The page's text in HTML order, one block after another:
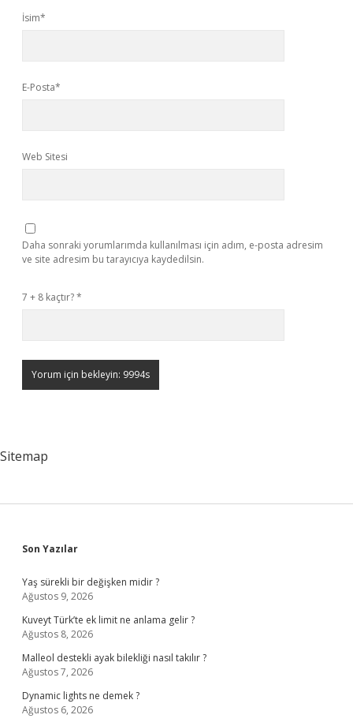
İsim*
E-Posta*
Web Sitesi
Daha sonraki yorumlarımda kullanılması için adım, e-posta adresim
ve site adresim bu tarayıcıya kaydedilsin.
7 + 8 kaçtır?*
Sitemap
Sidebar
Son Yazılar
Yaş sürekli bir değişken midir ?
Ağustos 9, 2026
Kuveyt Türk’te ek limit ne anlama gelir ?
Ağustos 8, 2026
Malleol destekli ayak bilekliği nasıl takılır ?
Ağustos 7, 2026
Dynamic lights ne demek ?
Ağustos 6, 2026